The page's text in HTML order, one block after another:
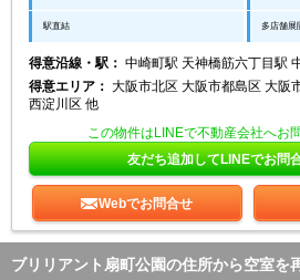
駅直結 多店舗展
得意沿線・駅： 中崎町駅 天神橋筋六丁目駅
得意エリア： 大阪市北区 大阪市都島区 大阪
西淀川区 他
この物件はLINEで不動産会社へお
友だち追加してLINEでお問
Webでお問合せ
ブリリアント扇町公園の住所から空室を